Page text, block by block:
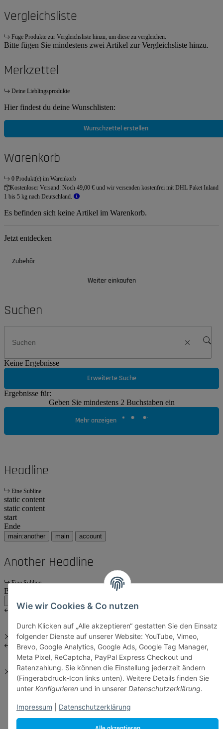
Wie wir Cookies & Co nutzen
Durch Klicken auf „Alle akzeptieren“ gestatten Sie den Einsatz
folgender Dienste auf unserer Website: YouTube, Vimeo,
Brevo, Google Analytics, Google Ads, Google Tag Manager,
Meta Pixel, ReCaptcha, PayPal Express Checkout und
Ratenzahlung. Sie können die Einstellung jederzeit ändern
(Fingerabdruck-Icon links unten). Weitere Details finden Sie
unter Konfigurieren und in unserer Datenschutzerklärung.
Impressum Datenschutzerklärung
Vergleichsliste
Füge Produkte zur Vergleichsliste hinzu, um diese zu vergleichen.
Bitte fügen Sie mindestens zwei Artikel zur Vergleichsliste hinzu.
Merkzettel
Deine Lieblingsprodukte
Hier findest du deine Wunschlisten:
Wunschzettel erstellen
Warenkorb
0 Produkt(e) im Warenkorb
Kostenloser Versand: Noch 49,00 € und wir versenden kostenfrei mit DHL Paket Inland
1 bis 5 kg nach Deutschland.
Es befinden sich keine Artikel im Warenkorb.
Jetzt entdecken
Zubehör
Weiter einkaufen
Suchen
Keine Ergebnisse
Erweiterte Suche
Ergebnisse für:
Geben Sie mindestens 2 Buchstaben ein
Mehr anzeigen
Headline
Eine Subline
static content
static content
start
Ende
main:another main account
Another Headline
Eine Subline
Body Content
main:another